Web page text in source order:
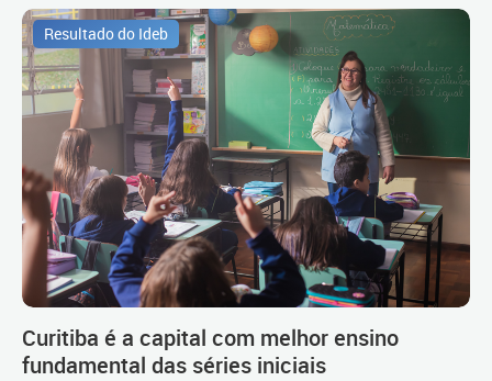
Resultado do Ideb
Curitiba é a capital com melhor ensino
fundamental das séries iniciais